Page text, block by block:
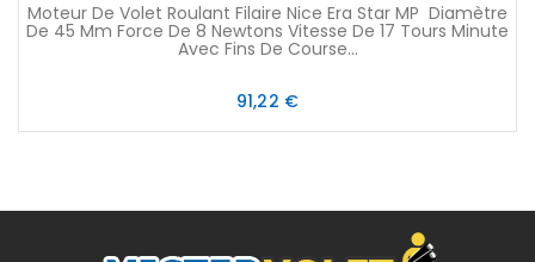
Moteur De Volet Roulant Filaire Nice Era Star MP Diamètre
De 45 Mm Force De 8 Newtons Vitesse De 17 Tours Minute
Avec Fins De Course...
91,22 €Prix